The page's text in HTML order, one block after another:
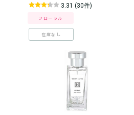
3.31 (30件)
フローラル
在庫なし